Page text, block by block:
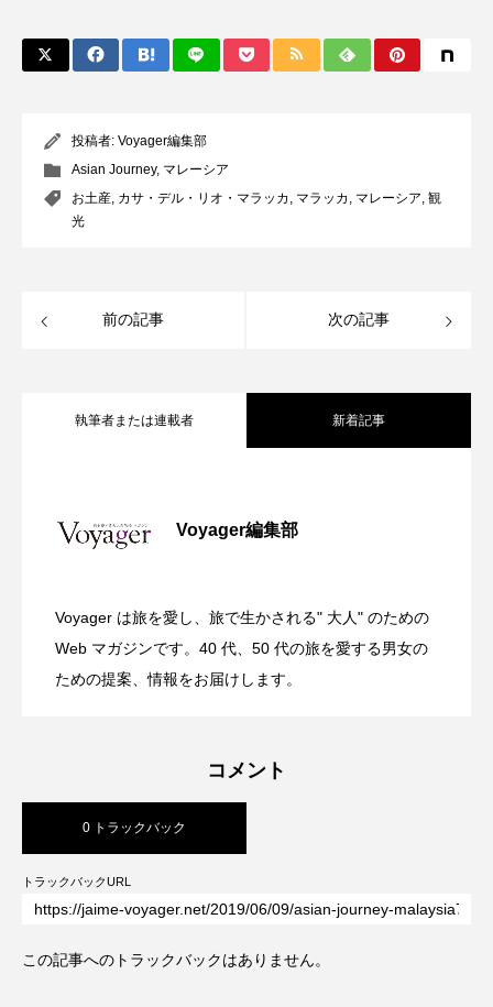
投稿者: Voyager編集部
Asian Journey, マレーシア
お土産, カサ・デル・リオ・マラッカ , マラッカ , マレーシア, 観
光
前の記事 次の記事
執筆者または連載者 新着記事
Voyager編集部
Voyager は旅を愛し、旅で生かされる" 大人" のための
Web マガジンです。40 代、50 代の旅を愛する男女の
ための提案、情報をお届けします。
Resort 東京ベイ舞浜
今年の夏はラグジュアリーなBBQ体験
2026.07.26 渋谷の真ん中に誕生！築50年のヴィンテ
ンバージョンが際立つSHIFT HOTEL
コメント
0 トラックバック
トラックバックURL
この記事へのトラックバックはありません。